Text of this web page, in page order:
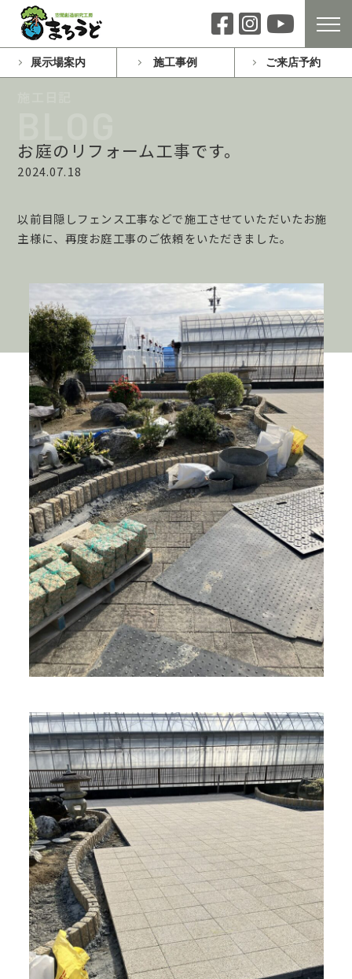
展示場案内 施工事例 ご来店予約
お庭のリフォーム工事です。
2024.07.18
以前目隠しフェンス工事などで施工させていただいたお施
主様に、再度お庭工事のご依頼をいただきました。